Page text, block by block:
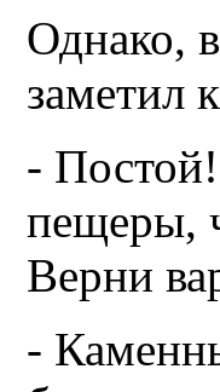
Однако,
заметил
-
пещеры,
Верни
-